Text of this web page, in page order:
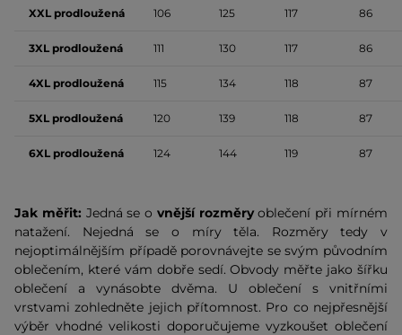
XXL prodloužená 106 125 117 86
3XL prodloužená 111 130 117 86
4XL prodloužená 115 134 118 87
5XL prodloužená 120 139 118 87
6XL prodloužená 124 144 119 87
Jak měřit: Jedná se o vnější rozměryoblečení při mírném
natažení. Nejedná se o míry těla. Rozměry tedy v
nejoptimálnějším případě porovnávejte se svým původním
oblečením, které vám dobře sedí. Obvody měřte jako šířku
oblečení a vynásobte dvěma. U oblečení s vnitřními
vrstvami zohledněte jejich přítomnost. Pro co nejpřesnější
výběr vhodné velikosti doporučujeme vyzkoušet oblečení